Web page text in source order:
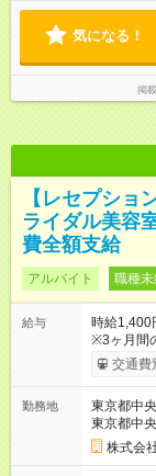
気になる！
掲
【レセプショ
ライダル美容
費全額支給
アルバイト 職種
給与
時給1,400
※3ヶ月間
せん。 ※経験‧
間あり
交通費
勤務地
東京都中
東京都中
株式会